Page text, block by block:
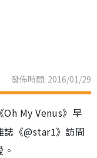
發佈時間: 2016/01/29
My Venus》早
誌《@star1》訪問